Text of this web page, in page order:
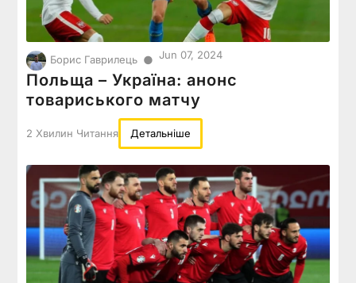
Борис Гаврилець ● Jun 07, 2024
Польща – Україна: анонс
товариського матчу
2 Хвилин Читання Детальніше